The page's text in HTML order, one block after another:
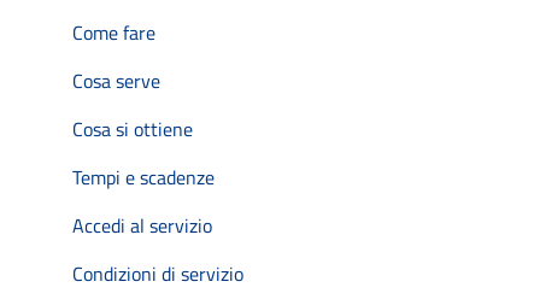
Come fare
Cosa serve
Cosa si ottiene
Tempi e scadenze
Accedi al servizio
Condizioni di servizio